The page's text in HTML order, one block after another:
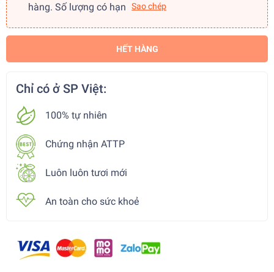
hàng. Số lượng có hạn
Sao chép
HẾT HÀNG
Chỉ có ở SP Việt:
100% tự nhiên
Chứng nhận ATTP
Luôn luôn tươi mới
An toàn cho sức khoẻ